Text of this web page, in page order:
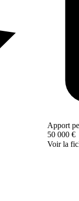
Apport
50 000 €
Voir la